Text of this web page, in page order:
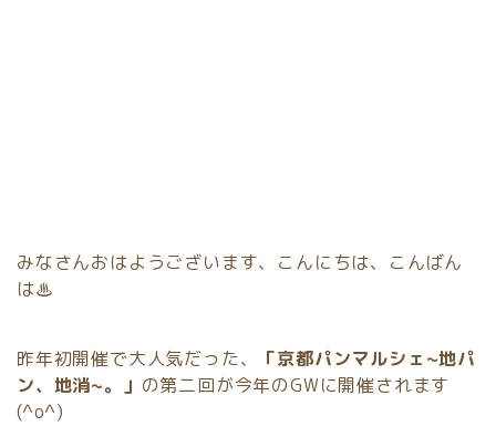
みなさんおはようございます、こんにちは、こんばん
は♨
昨年初開催で大人気だった、
「京都パンマルシェ~地パ
ン、地消~。」 の第二回が今年のGWに開催されます
(^o^)